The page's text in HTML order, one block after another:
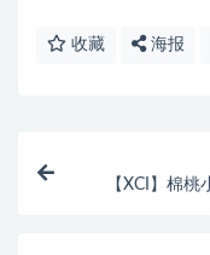
收藏 海报
【XCI】棉桃小魔女 重